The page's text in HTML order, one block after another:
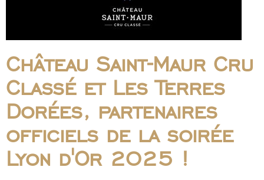
Château Saint-Maur Cru
Classé et Les Terres
Dorées, partenaires
officiels de la soirée
Lyon d'Or 2025 !